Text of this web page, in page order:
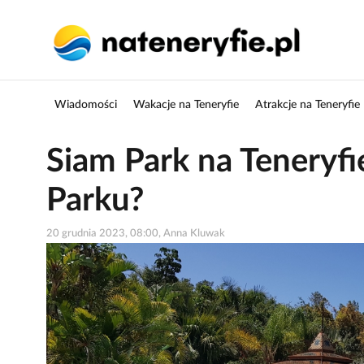
Wiadomości Wakacje na Teneryfie Atrakcje na Teneryfie
Siam Park na
Parku?
20 grudnia 2023, 08:00, Anna Kluwak